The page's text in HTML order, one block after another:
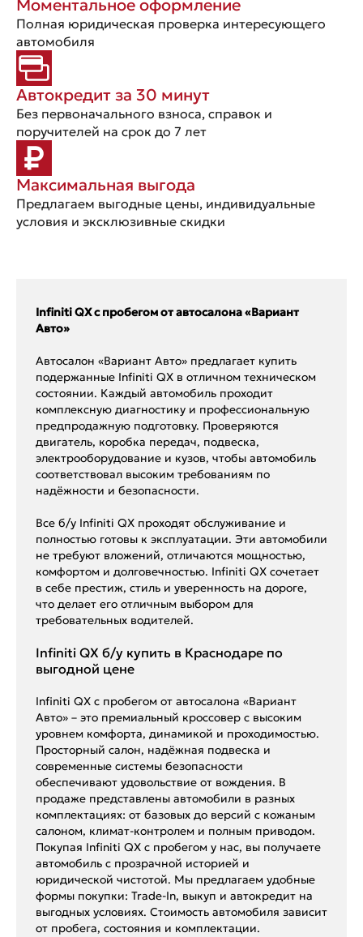
Моментальное оформление
Полная юридическая проверка интересующего
автомобиля
Автокредит за 30 минут
Без первоначального взноса, справок и
поручителей на срок до 7 лет
Максимальная выгода
Предлагаем выгодные цены, индивидуальные
условия и эксклюзивные скидки
Infiniti QX с пробегом от автосалона «Вариант
Авто»
Автосалон «Вариант Авто» предлагает купить
подержанные Infiniti QX в отличном техническом
состоянии. Каждый автомобиль проходит
комплексную диагностику и профессиональную
предпродажную подготовку. Проверяются
двигатель, коробка передач, подвеска,
электрооборудование и кузов, чтобы автомобиль
соответствовал высоким требованиям по
надёжности и безопасности.
Все б/у Infiniti QX проходят обслуживание и
полностью готовы к эксплуатации. Эти автомобили
не требуют вложений, отличаются мощностью,
комфортом и долговечностью. Infiniti QX сочетает
в себе престиж, стиль и уверенность на дороге,
что делает его отличным выбором для
требовательных водителей.
Infiniti QX б/у купить в Краснодаре по
выгодной цене
Infiniti QX с пробегом от автосалона «Вариант
Авто» – это премиальный кроссовер с высоким
уровнем комфорта, динамикой и проходимостью.
Просторный салон, надёжная подвеска и
современные системы безопасности
обеспечивают удовольствие от вождения. В
продаже представлены автомобили в разных
комплектациях: от базовых до версий с кожаным
салоном, климат-контролем и полным приводом.
Покупая Infiniti QX с пробегом у нас, вы получаете
автомобиль с прозрачной историей и
юридической чистотой. Мы предлагаем удобные
формы покупки: Trade-In, выкуп и автокредит на
выгодных условиях. Стоимость автомобиля зависит
от пробега, состояния и комплектации.